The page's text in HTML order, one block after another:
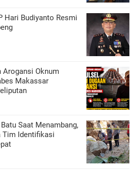
Hari Budiyanto Resmi
Arogansi Oknum
Makassar
Saat Menambang,
Tim Identifikasi